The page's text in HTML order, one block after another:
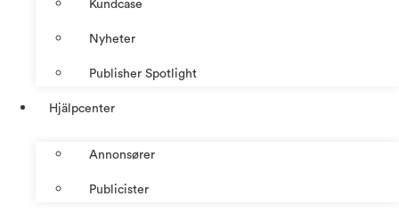
Kundcase
Nyheter
Publisher Spotlight
Hjälpcenter
Annonsører
Publicister